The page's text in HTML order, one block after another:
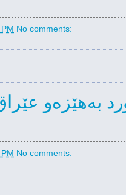
No comments:
بەهێزەو
No comments: